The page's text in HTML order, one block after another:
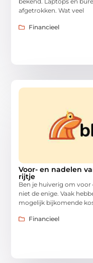
afgetrokken. Wat veel
Financieel
Voor- en nadelen
rijtje
Ben je huiverig om voor
niet de enige. Vaak
mogelijk bijkomende
Financieel